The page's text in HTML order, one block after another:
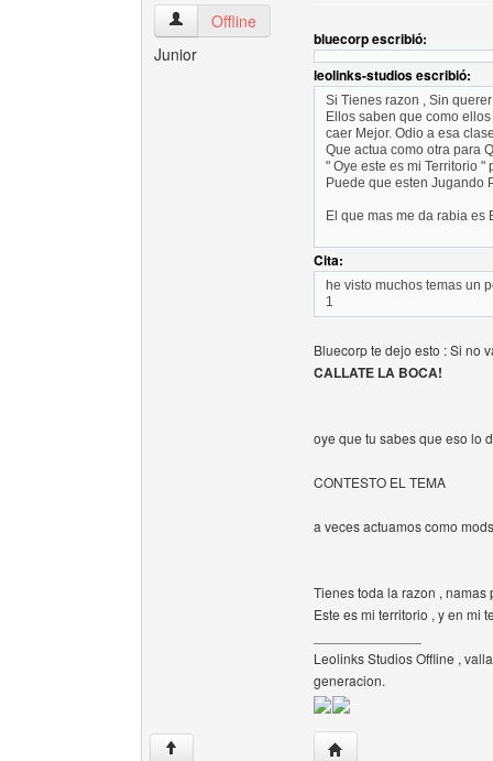
leolinks-studios Ver perfil del usuario
Offline
Junior
bluecorp escribió:
leolinks-studios escribió:
Si Tienes razon , Sin
Ellos saben que como
caer Mejor. Odio a esa
Que actua como otra para
" Oye este es mi Territorio
Puede que esten Jugando
El que mas me da rabia es
Cita:
he visto muchos temas un
1
Bluecorp te dejo esto : Si no
CALLATE LA BOCA!
oye que tu sabes que eso lo
CONTESTO EL TEMA
a veces actuamos como
Tienes toda la razon ,
Este es mi territorio , y en mi
Leolinks Studios Offline ,
generacion.
↑ Visitar sitio web del